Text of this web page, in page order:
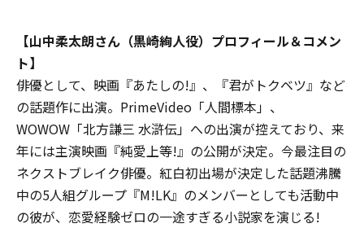
【山中柔太朗さん（黒崎絢人役）プロフィール＆コメン
ト】
俳優として、映画『あたしの!』、『君がトクベツ』など
の話題作に出演。PrimeVideo「人間標本」、
WOWOW「北方謙三 水滸伝」への出演が控えており、来
年には主演映画『純愛上等!』の公開が決定。今最注目の
ネクストブレイク俳優。紅白初出場が決定した話題沸騰
中の5人組グループ『M!LK』のメンバーとしても活動中
の彼が、恋愛経験ゼロの一途すぎる小説家を演じる!